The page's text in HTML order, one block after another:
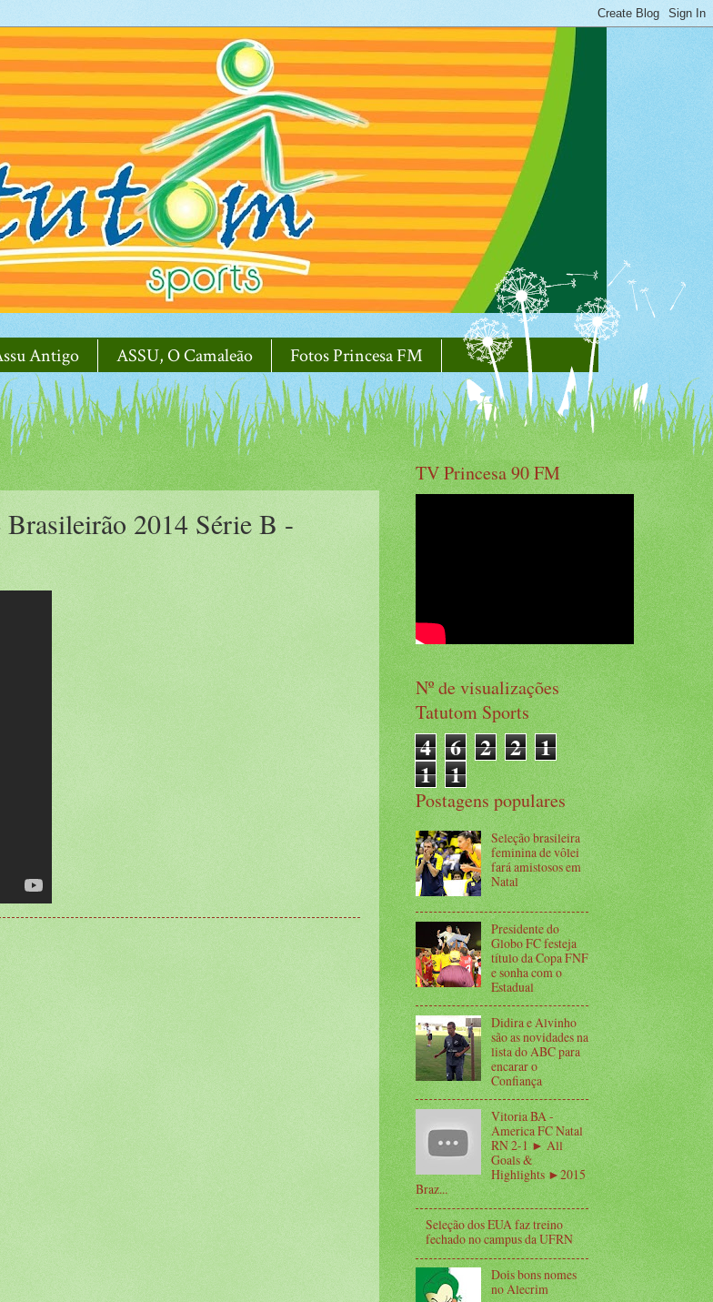
Antigo ASSU, O Camaleão Fotos Princesa FM
2014 Série B -
TV Princesa 90 FM
Nº de visualizações
Tatutom Sports
4 6 2 2 1
1 1
Postagens populares
Seleção brasileira
feminina de vôlei
fará amistosos em
Natal
Presidente do
Globo FC festeja
título da Copa FNF
e sonha com o
Estadual
Didira e Alvinho
são as novidades na
lista do ABC para
encarar o
Confiança
Vitoria BA -
America FC Natal
RN 2-1 ► All
Goals &
Highlights ►2015
Braz...
Seleção dos EUA faz treino
fechado no campus da UFRN
Dois bons nomes
no Alecrim